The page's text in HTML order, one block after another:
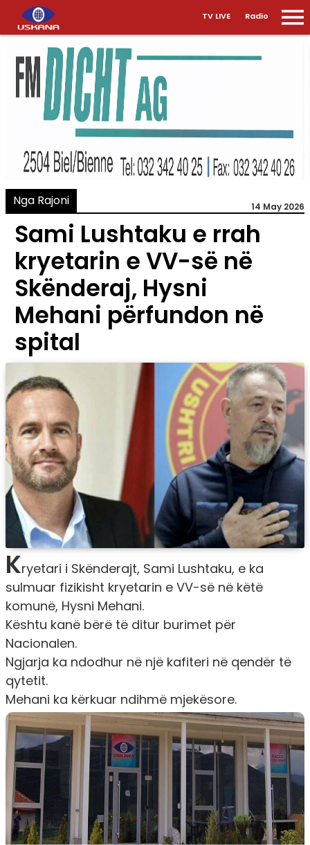
TV LIVE Radio
Nga Rajoni 14 May 2026
Sami Lushtaku e rrah
kryetarin e VV-së në
Skënderaj, Hysni
Mehani përfundon në
spital
Kryetari i Skënderajt, Sami Lushtaku, e ka
sulmuar fizikisht kryetarin e VV-së në këtë
komunë, Hysni Mehani.
Kështu kanë bërë të ditur burimet për
Nacionalen.
Ngjarja ka ndodhur në një kafiteri në qendër të
qytetit.
Mehani ka kërkuar ndihmë mjekësore.